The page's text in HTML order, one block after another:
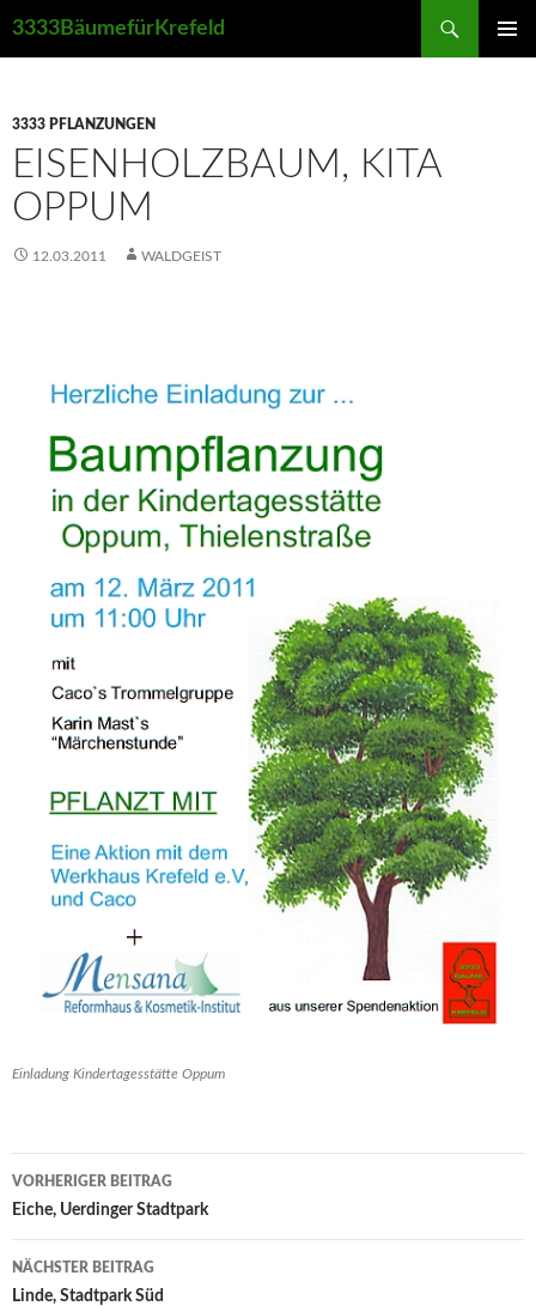
3333BäumefürKrefeld
3333 PFLANZUNGEN
EISENHOLZBAUM, KITA
OPPUM
12.03.2011 WALDGEIST
Einladung Kindertagesstätte Oppum
Beitrags-
Navigation
VORHERIGER BEITRAG
Eiche, Uerdinger Stadtpark
NÄCHSTER BEITRAG
Linde, Stadtpark Süd